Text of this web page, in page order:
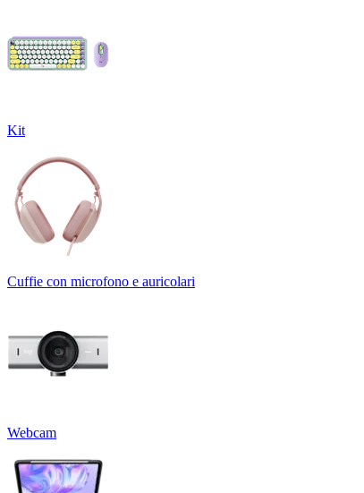
Kit
Cuffie con microfono e auricolari
Webcam